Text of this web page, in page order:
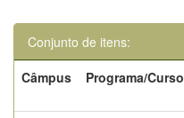
Conjunto de itens:
Câmpus
Programa/Curso